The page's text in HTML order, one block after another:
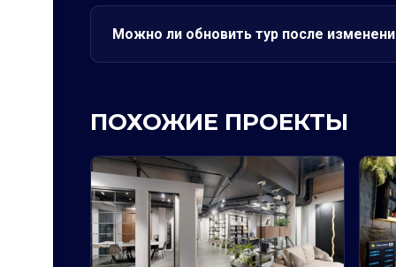
Можно ли обновить тур после
ПОХОЖИЕ ПРОЕКТЫ